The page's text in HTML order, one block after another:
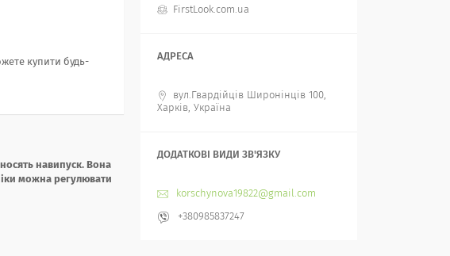
купити будь-
навипуск. Вона
можна регулювати
FirstLook.com.ua
вул.Гвардійців Широнінців 100,
Харків, Україна
korschynova19822@gmail.com
+380985837247